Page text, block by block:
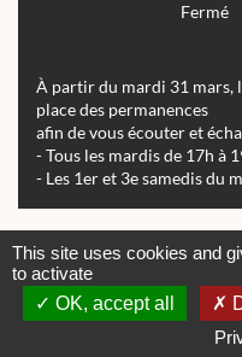
Fermé
À partir du mardi 31 mars,
place des permanences
afin de vous écouter et
- Tous les mardis de 17h à
- Les 1er et 3e samedis du
Contactez-nous
© tous droits
Conception &
This site uses cookies and
to activate
OK, accept all